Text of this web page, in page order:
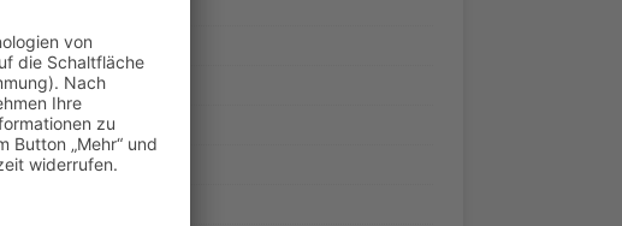
Hochwasser
Ideen-Reich
Italien
Japan